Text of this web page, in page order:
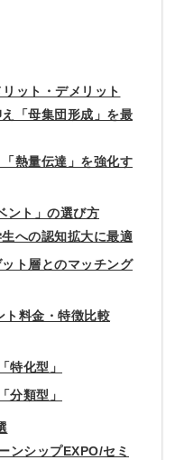
ット・デメリット
「母集団形成」を最
熱量伝達」を強化す
ント」の選び方
への認知拡大に最適
ト層とのマッチング
ト料金・特徴比較
特化型」
分類型」
ンシップEXPO/セミ